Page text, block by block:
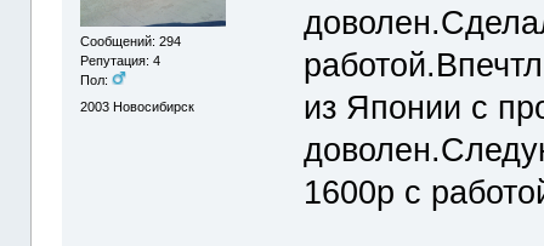
Сообщений: 294
Репутация: 4
Пол:
2003 Новосибирск
из Японии с
1600р с